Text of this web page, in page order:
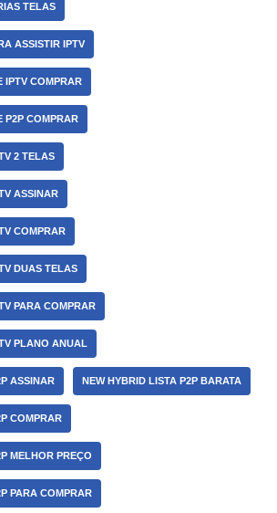
TELAS
ASSISTIR IPTV
IPTV COMPRAR
P2P COMPRAR
2 TELAS
ASSINAR
COMPRAR
DUAS TELAS
PARA COMPRAR
PLANO ANUAL
ASSINAR NEW HYBRID LISTA P2P BARATA
COMPRAR
MELHOR PREÇO
PARA COMPRAR